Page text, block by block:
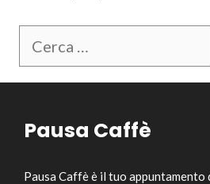
Ricerca
Pausa Caffè
Pausa Caffè è il tuo